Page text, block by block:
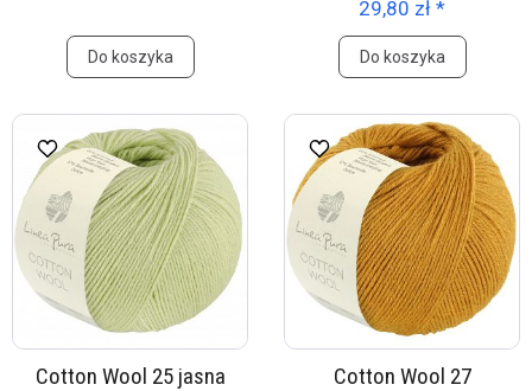
Do koszyka
29,80 zł *
Do koszyka
Cotton Wool 25 jasna
Cotton Wool 27